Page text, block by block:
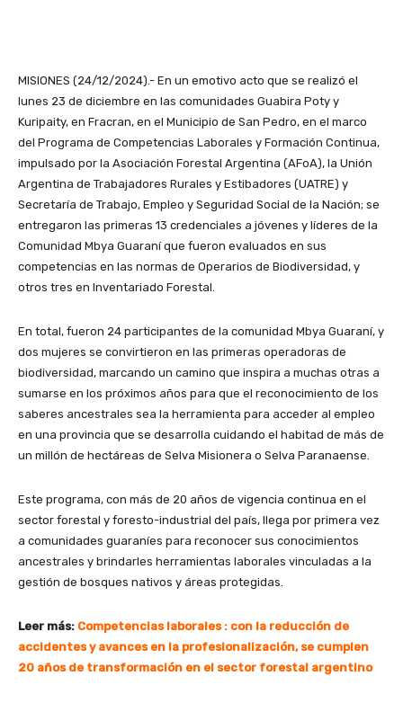
MISIONES (24/12/2024).- En un emotivo acto que se realizó el
lunes 23 de diciembre en las comunidades Guabira Poty y
Kuripaity, en Fracran, en el Municipio de San Pedro, en el marco
del Programa de Competencias Laborales y Formación Continua,
impulsado por la Asociación Forestal Argentina (AFoA), la Unión
Argentina de Trabajadores Rurales y Estibadores (UATRE) y
Secretaría de Trabajo, Empleo y Seguridad Social de la Nación; se
entregaron las primeras 13 credenciales a jóvenes y líderes de la
Comunidad Mbya Guaraní que fueron evaluados en sus
competencias en las normas de Operarios de Biodiversidad, y
otros tres en Inventariado Forestal.
En total, fueron 24 participantes de la comunidad Mbya Guaraní, y
dos mujeres se convirtieron en las primeras operadoras de
biodiversidad, marcando un camino que inspira a muchas otras a
sumarse en los próximos años para que el reconocimiento de los
saberes ancestrales sea la herramienta para acceder al empleo
en una provincia que se desarrolla cuidando el habitad de más de
un millón de hectáreas de Selva Misionera o Selva Paranaense.
Este programa, con más de 20 años de vigencia continua en el
sector forestal y foresto-industrial del país, llega por primera vez
a comunidades guaraníes para reconocer sus conocimientos
ancestrales y brindarles herramientas laborales vinculadas a la
gestión de bosques nativos y áreas protegidas.
Leer más: Competencias laborales : con la reducción de
accidentes y avances en la profesionalización, se cumplen
20 años de transformación en el sector forestal argentino